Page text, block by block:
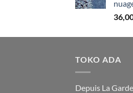
TOKO ADA
Depuis La